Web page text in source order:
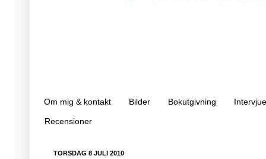
Om mig & kontakt Bilder Bokutgivning
Recensioner
TORSDAG 8 JULI 2010